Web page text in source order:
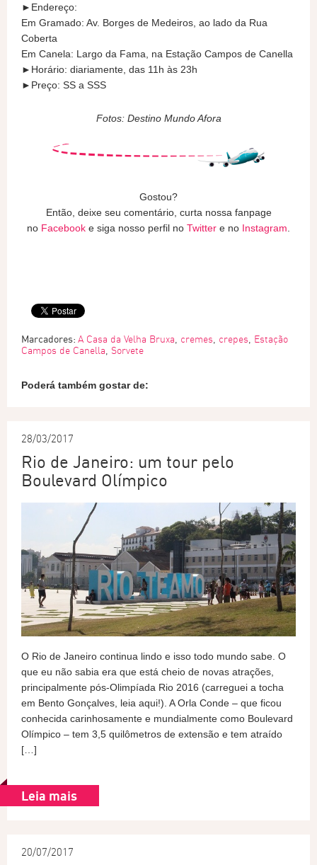
►Endereço:
Em Gramado: Av. Borges de Medeiros, ao lado da Rua
Coberta
Em Canela: Largo da Fama, na Estação Campos de Canella
►Horário: diariamente, das 11h às 23h
►Preço: SS a SSS
Fotos: Destino Mundo Afora
Gostou?
Então, deixe seu comentário, curta nossa fanpage
no Facebook e siga nosso perfil no Twitter e no Instagram
Marcadores: A Casa da Velha Bruxa, cremes, crepes, Estação
Campos de Canella, Sorvete
Poderá também gostar de:
28/03/2017
Rio de Janeiro: um tour pelo
Boulevard Olímpico
O Rio de Janeiro continua lindo e isso todo mundo sabe. O
que eu não sabia era que está cheio de novas atrações,
principalmente pós-Olimpíada Rio 2016 (carreguei a tocha
em Bento Gonçalves, leia aqui!). A Orla Conde – que ficou
conhecida carinhosamente e mundialmente como Boulevard
Olímpico – tem 3,5 quilômetros de extensão e tem atraído
[…]
Leia mais
20/07/2017